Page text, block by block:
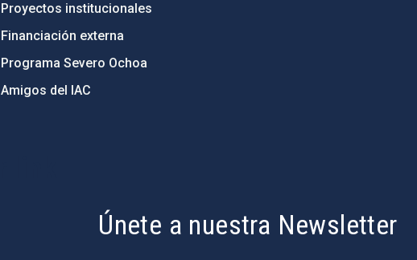
Proyectos institucionales
Financiación externa
Programa Severo Ochoa
Amigos del IAC
Únete a nuestra Newsletter